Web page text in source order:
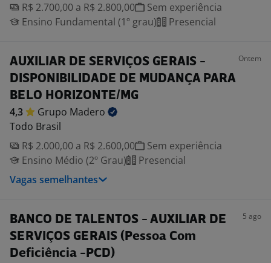
R$ 2.700,00 a R$ 2.800,00
Sem experiência
Ensino Fundamental (1º grau)
Presencial
AUXILIAR DE SERVIÇOS GERAIS -
DISPONIBILIDADE DE MUDANÇA PARA
BELO HORIZONTE/MG
Ontem
4,3 Grupo Madero
Todo Brasil
R$ 2.000,00 a R$ 2.600,00
Sem experiência
Ensino Médio (2º Grau)
Presencial
Vagas semelhantes
BANCO DE TALENTOS - AUXILIAR DE
SERVIÇOS GERAIS (Pessoa Com
Deficiência -PCD)
5 ago